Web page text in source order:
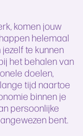
komen jouw
helemaal
te kunnen
het behalen van
doelen,
tijd naartoe
binnen je
persoonlijke
bent.